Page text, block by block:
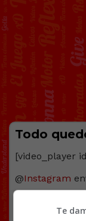
Todo
[video_player
@Instagram
Te